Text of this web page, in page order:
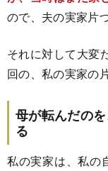
ので、夫の実家片
それに対して大変
回の、私の実家の
母が転んだの
る
私の実家は、私の